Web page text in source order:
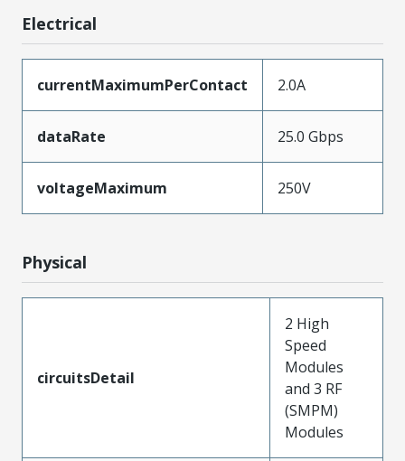
Electrical
currentMaximumPerContact 2.0A
dataRate 25.0 Gbps
voltageMaximum 250V
Physical
circuitsDetail
2 High
Speed
Modules
and 3 RF
(SMPM)
Modules